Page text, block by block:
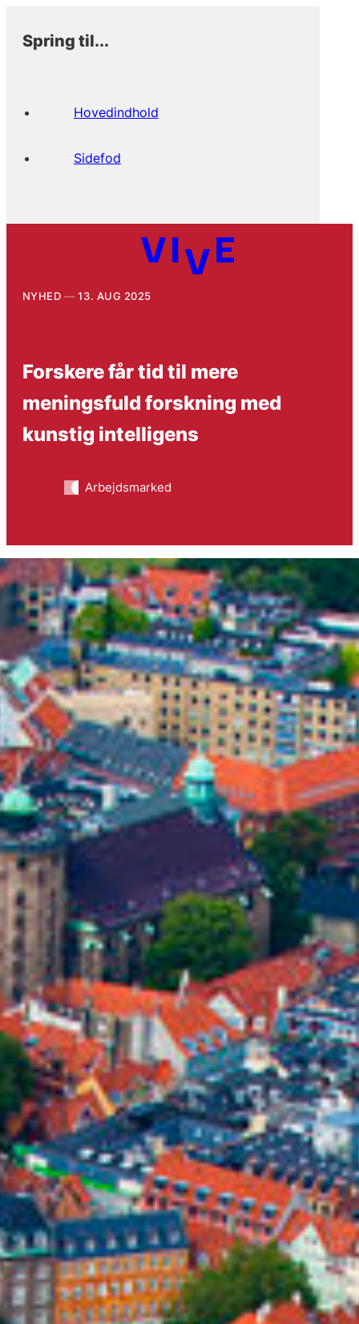
Spring til...
Hovedindhold
Sidefod
NYHED 13. AUG 2025
Forskere får tid til mere
meningsfuld forskning med
kunstig intelligens
Arbejdsmarked